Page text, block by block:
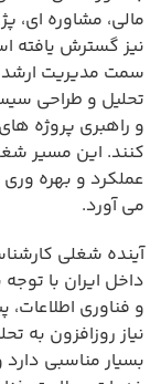
مالی، مشاوره
نیز گسترش یافته
سمت مدیریت ارشد
تحلیل و طراحی
و راهبری پروژه
کنند. این مسیر
عملکرد و بهره
می آورد.
آینده شغلی
داخل ایران با
و فناوری
نیاز روزافزون به
بسیار مناسبی